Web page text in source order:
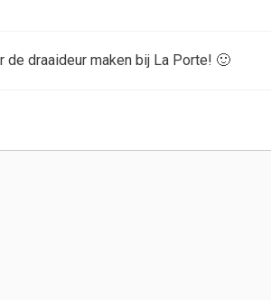
de draaideur maken bij La Porte! 🙂